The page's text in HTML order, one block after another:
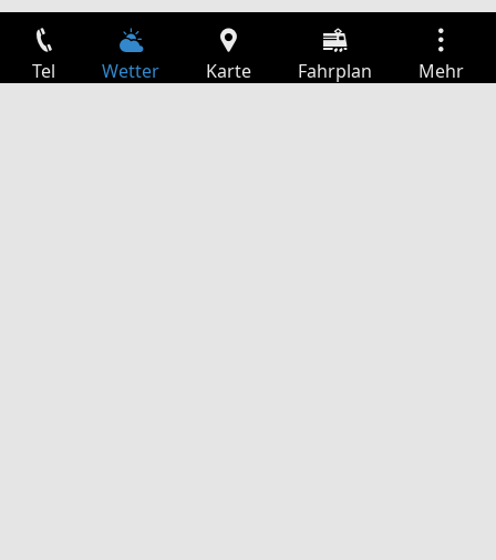
Tel Wetter Karte Fahrplan Mehr